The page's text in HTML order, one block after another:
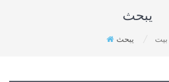
يبحث
بيت يبحث